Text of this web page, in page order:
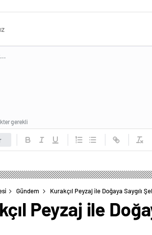
gerekli
Gündem Kurakçıl Peyzaj ile Doğaya Saygılı
Peyzaj ile